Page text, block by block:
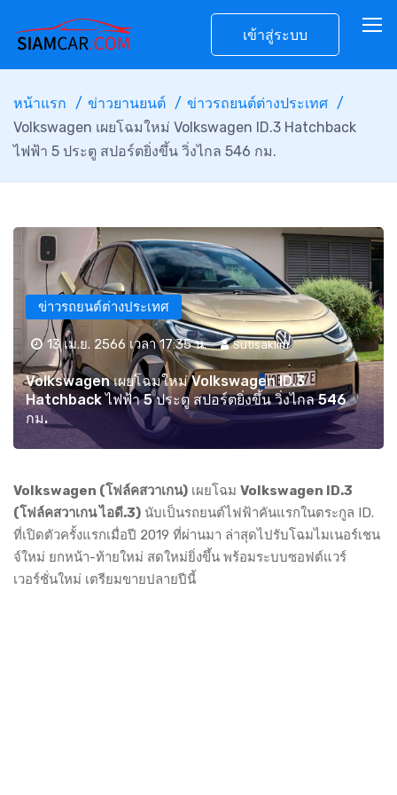
เข้าสู่ระบบ
หน้าแรก ข่าวยานยนต์
ข่าวรถยนต์ต่างประเทศ
Volkswagen เผยโฉมใหม่ Volkswagen ID.3 Hatchback
ไฟฟ้า 5 ประตู สปอร์ตยิ่งขึ้น วิ่งไกล 546 กม.
ข่าวรถยนต์ต่างประเทศ
13 เม.ย. 2566 เวลา 17:35 น. Sutisaklim
Volkswagen เผยโฉมใหม่ Volkswagen ID.3
Hatchback ไฟฟ้า 5 ประตู สปอร์ตยิ่งขึ้น วิ่งไกล 546
กม.
Volkswagen (โฟล์คสวาเกน) เผยโฉม Volkswagen ID.3
(โฟล์คสวาเกน ไอดี.3) นับเป็นรถยนต์ไฟฟ้าคันแรกในตระกูล ID.
ที่เปิดตัวครั้งแรกเมื่อปี 2019 ที่ผ่านมา ล่าสุดไปรับโฉมไมเนอร์เชน
จ์ใหม่ ยกหน้า-ท้ายใหม่ สดใหม่ยิ่งขึ้น พร้อมระบบซอฟต์แวร์
เวอร์ชั่นใหม่ เตรียมขายปลายปีนี้